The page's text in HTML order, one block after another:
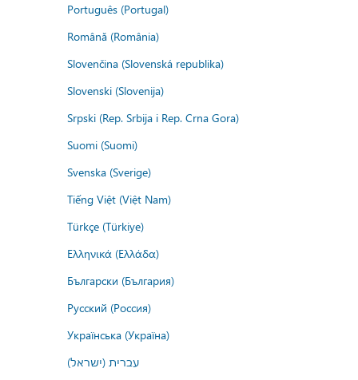
Português (Portugal)
Română (România)
Slovenčina (Slovenská republika)
Slovenski (Slovenija)
Srpski (Rep. Srbija i Rep. Crna Gora)
Suomi (Suomi)
Svenska (Sverige)
Tiếng Việt (Việt Nam)
Türkçe (Türkiye)
Ελληνικά (Ελλάδα)
Български (България)
Русский (Россия)
Українська (Україна)
עברית (ישראל)